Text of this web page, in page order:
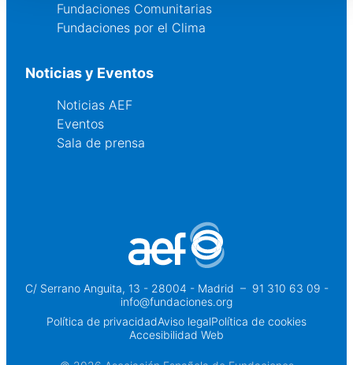
Fundaciones Comunitarias
Fundaciones por el Clima
Noticias y Eventos
Noticias AEF
Eventos
Sala de prensa
C/ Serrano Anguita, 13 - 28004 - Madrid – 91 310 63 09 -
info@fundaciones.org
Política de privacidadAviso legalPolítica de cookies
Accesibilidad Web